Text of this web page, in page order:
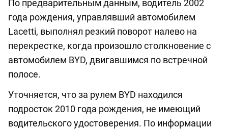
По предварительным данным, водитель 2002
года рождения, управлявший автомобилем
Lacetti, выполнял резкий поворот налево на
перекрестке, когда произошло столкновение с
автомобилем BYD, двигавшимся по встречной
полосе.
Уточняется, что за рулем BYD находился
подросток 2010 года рождения, не имеющий
водительского удостоверения. По информации